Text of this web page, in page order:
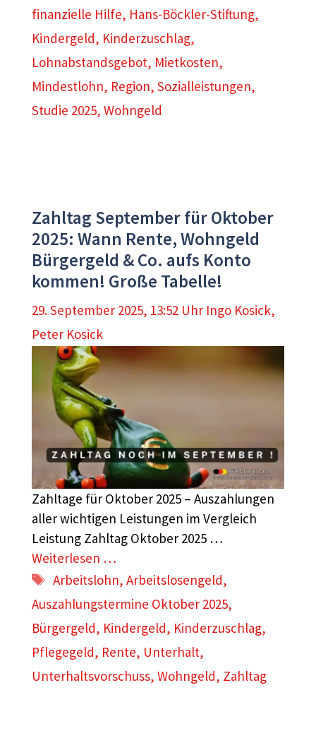
finanzielle Hilfe, Hans-Böckler-Stiftung,
Kindergeld, Kinderzuschlag,
Lohnabstandsgebot, Mietkosten,
Mindestlohn, Region, Sozialleistungen,
Studie 2025, Wohngeld
Zahltag September für Oktober
2025: Wann Rente, Wohngeld
Bürgergeld & Co. aufs Konto
kommen! Große Tabelle!
29. September 2025, 13:52 Uhr Ingo Kosick,
Peter Kosick
Zahltage für Oktober 2025 – Auszahlungen
aller wichtigen Leistungen im Vergleich
Leistung Zahltag Oktober 2025 …
Weiterlesen …
Schlagwörter
Arbeitslohn,Arbeitslosengeld,
Auszahlungstermine Oktober 2025,
Bürgergeld, Kindergeld, Kinderzuschlag,
Pflegegeld, Rente, Unterhalt,
Unterhaltsvorschuss, Wohngeld, Zahltag